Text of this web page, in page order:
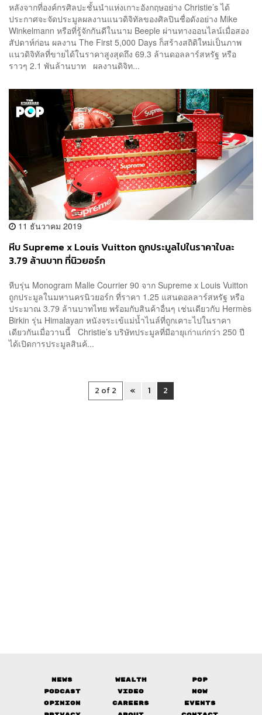
หลังจากที่องค์กรศิลปะชั้นนำแห่งเกาะอังกฤษอย่าง Christie’s ได้
ประกาศจะจัดประมูลผลงานแนวดิจิทัลของศิลปินชื่อดังอย่าง Mike
Winkelmann หรือที่รู้จักกันดีในนาม Beeple ผ่านทางออนไลน์เมื่อสอง
สัปดาห์ก่อน ผลงาน The First 5,000 Days ก็สร้างสถิติใหม่เป็นภาพ
แนวดิจิทัลที่ขายได้ในราคาสูงสุดถึง 69.3 ล้านดอลลาร์สหรัฐ หรือ
ราวๆ 2.1 พันล้านบาท ผลงานดิจิท...
11 ธันวาคม 2019
หีบ Supreme x Louis Vuitton ถูกประมูลไปในราคาใบละ
3.79 ล้านบาท ที่นิวยอร์ก
หีบรุ่น Monogram Malle Courrier 90 จาก Supreme x Louis Vuitton
ถูกประมูลในมหานครนิวยอร์ก ที่ราคา 1.25 แสนดอลลาร์สหรัฐ หรือ
ประมาณ 3.79 ล้านบาทไทย พร้อมกับสินค้าอื่นๆ เช่นเดียวกับ Hermès
Birkin รุ่น Himalayan หนังจระเข้แม่น้ำไนล์ที่ถูกเคาะไปในราคา
เดียวกันเมื่อวานนี้ Christie’s บริษัทประมูลที่มีอายุเก่าแก่กว่า 250 ปี
ได้เปิดการประมูลสินค้...
2 of 2 « 1 2
News Wealth
Pop
Podcast
Video
Now
Opinion
Careers
Events